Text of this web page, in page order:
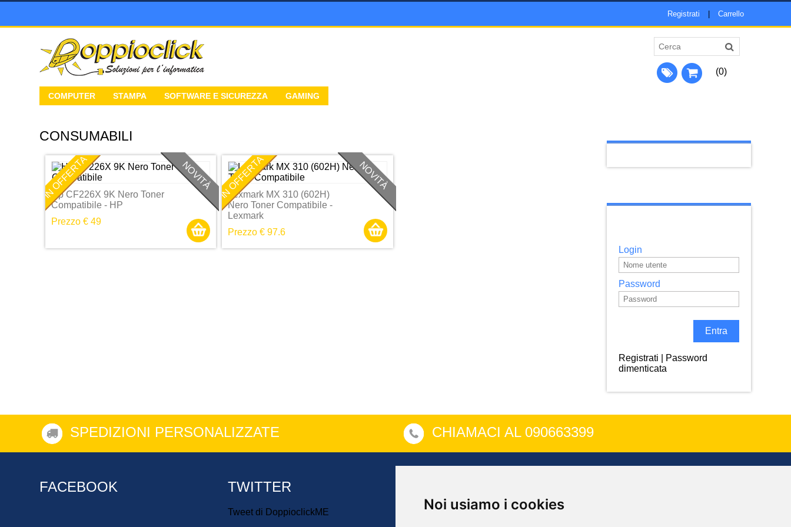
Noi usiamo i cookies
Registrati Carrello
COMPUTER STAMPA SOFTWARE E SICUREZZA GAMING
(0)
CONSUMABILI
NOVITÀ
IN OFFERTA
Hp CF226X 9K Nero Toner
Compatibile - HP
Prezzo € 49
NOVITÀ
IN OFFERTA
Lexmark MX 310 (602H)
Nero Toner Compatibile -
Lexmark
Prezzo € 97.6
Login
Password
Registrati
Password
dimenticata
SPEDIZIONI PERSONALIZZATE CHIAMACI AL 090663399
FACEBOOK TWITTER
Tweet di DoppioclickME
Registrati